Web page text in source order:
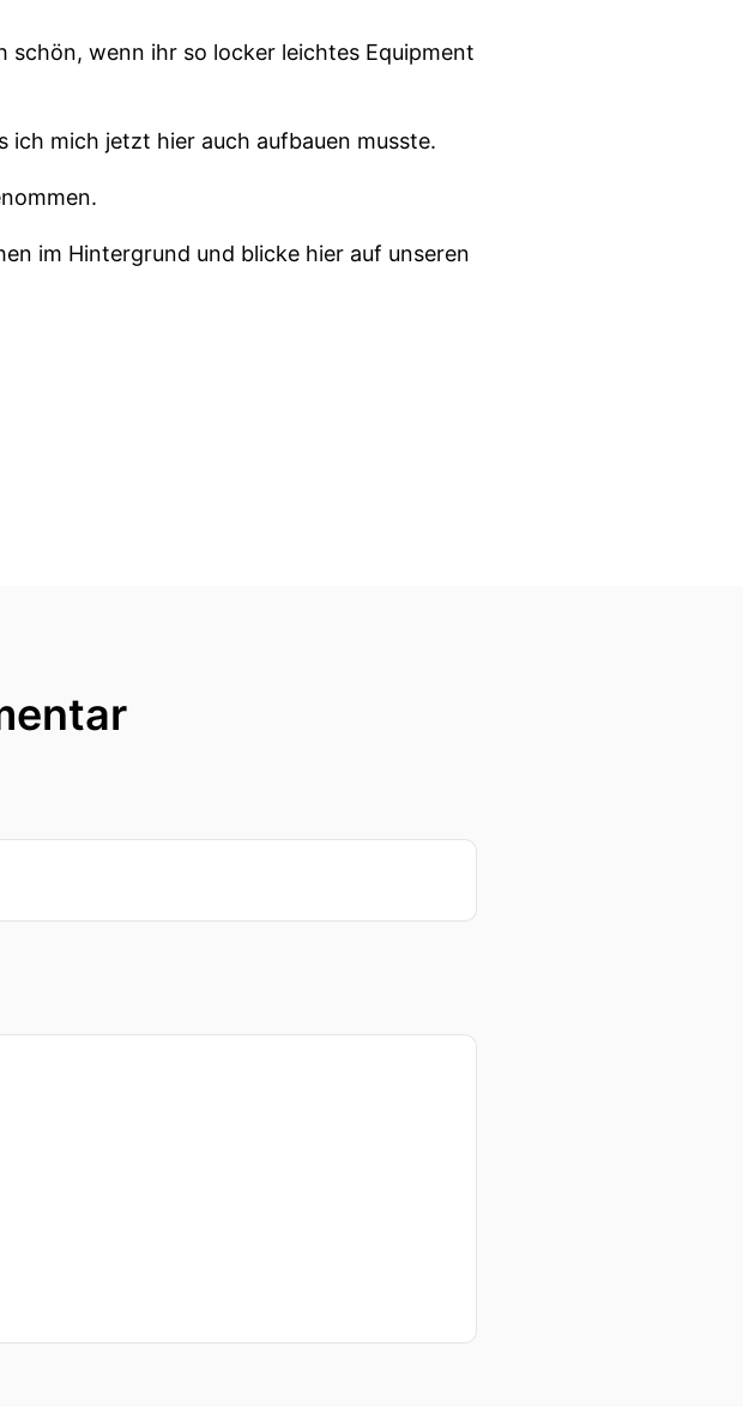
schön, wenn ihr so locker leichtes Equipment
ich mich jetzt hier auch aufbauen musste.
im Hintergrund und blicke hier auf unseren
wieder.